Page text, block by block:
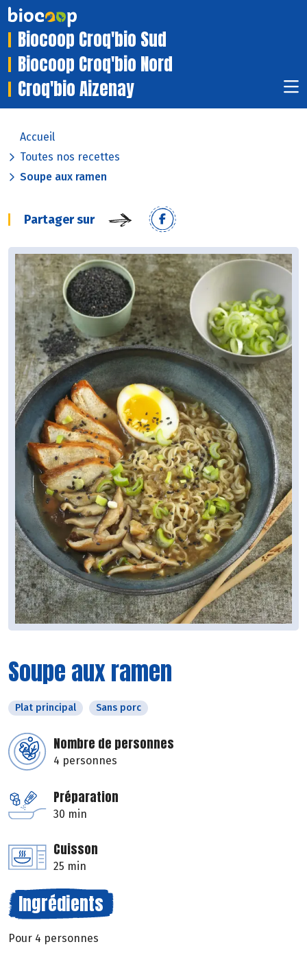
Biocoop Croq'bio Sud
Biocoop Croq'bio Nord
Croq'bio Aizenay
Accueil
Toutes nos recettes
Soupe aux ramen
Partager sur
Soupe aux ramen
Plat principal Sans porc
Nombre de personnes
4 personnes
Préparation
30 min
Cuisson
25 min
Ingrédients
Pour 4 personnes